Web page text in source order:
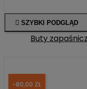
 SZYBKI PODGLĄD
Buty
-80,00 ZŁ